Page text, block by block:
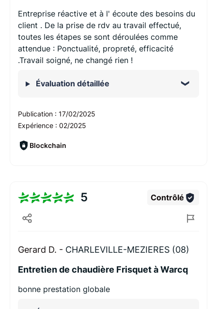
Entreprise réactive et à l' écoute des besoins du
client . De la prise de rdv au travail effectué,
toutes les étapes se sont déroulées comme
attendue : Ponctualité, propreté, efficacité
.Travail soigné, ne changé rien !
Évaluation détaillée
Publication : 17/02/2025
Expérience : 02/2025
Blockchain
5 Contrôlé
Gerard D. - CHARLEVILLE-MEZIERES (08)
Entretien de chaudière Frisquet à Warcq
bonne prestation globale